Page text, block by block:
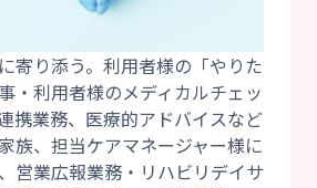
寄り添う。利用者様の「やりた
・利用者様のメディカルチェッ
携業務、医療的アドバイスなど
族、担当ケアマネージャー様に
営業広報業務・リハビリデイサ